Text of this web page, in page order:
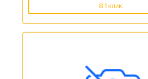
В 1 клик